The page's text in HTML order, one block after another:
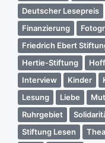
Deutscher Lesepreis
Finanzierung
Friedrich Ebert
Hertie-Stiftung
Interview
Kinder
Lesung
Liebe
Ruhrgebiet
Stiftung Lesen